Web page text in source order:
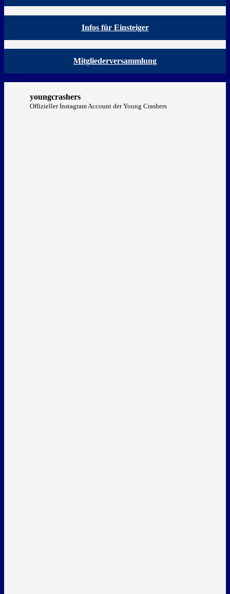
Infos für Einsteiger
Mitgliederversammlung
youngcrashers
Offizieller Instagram Account der Young Crashers